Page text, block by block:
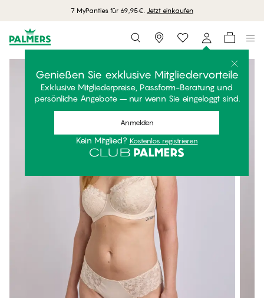
7 MyPanties für 69,95€. Jetzt einkaufen
Storefinder
Genießen Sie exklusive Mitgliedervorteile
Exklusive Mitgliederpreise, Passform-Beratung und
persönliche Angebote – nur wenn Sie eingeloggt sind.
Anmelden
Kein Mitglied? Kostenlos registrieren